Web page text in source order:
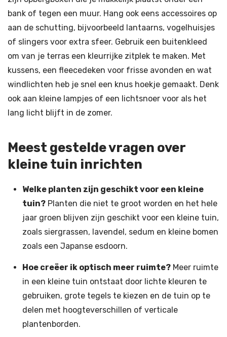
bank of tegen een muur. Hang ook eens accessoires op
aan de schutting, bijvoorbeeld lantaarns, vogelhuisjes
of slingers voor extra sfeer. Gebruik een buitenkleed
om van je terras een kleurrijke zitplek te maken. Met
kussens, een fleecedeken voor frisse avonden en wat
windlichten heb je snel een knus hoekje gemaakt. Denk
ook aan kleine lampjes of een lichtsnoer voor als het
lang licht blijft in de zomer.
Meest gestelde vragen over
kleine tuin inrichten
Welke planten zijn geschikt voor een kleine
tuin?Planten die niet te groot worden en het hele
jaar groen blijven zijn geschikt voor een kleine tuin,
zoals siergrassen, lavendel, sedum en kleine bomen
zoals een Japanse esdoorn.
Hoe creëer ik optisch meer ruimte?Meer ruimte
in een kleine tuin ontstaat door lichte kleuren te
gebruiken, grote tegels te kiezen en de tuin op te
delen met hoogteverschillen of verticale
plantenborden.